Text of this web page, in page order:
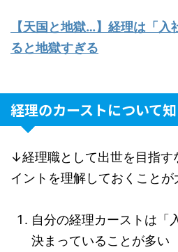
【天国と地獄…】経理は「入
ると地獄すぎる
経理のカーストについて
↓経理職として出世を目指す
イントを理解しておくことが
自分の経理カーストは「
決まっていることが多い